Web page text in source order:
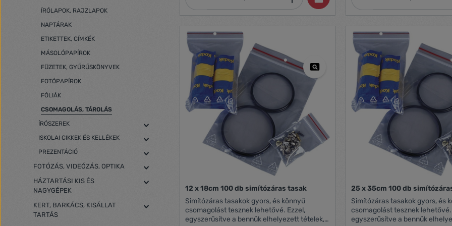
ÍRÓLAPOK, RAJZLAPOK
NAPTÁRAK
ETIKETTEK, CÍMKÉK
MÁSOLÓPAPÍROK
FÜZETEK, GYŰRŰSKÖNYVEK
FOTÓPAPÍROK
FÓLIÁK
CSOMAGOLÁS, TÁROLÁS
ÍRÓSZEREK
ISKOLAI CIKKEK ÉS KELLÉKEK
PREZENTÁCIÓ
FOTÓZÁS, VIDEÓZÁS, OPTIKA
HÁZTARTÁSI KIS ÉS
NAGYGÉPEK
KERT, BARKÁCS, KISÁLLAT
TARTÁS
12 x 18cm 100 db simítózáras tasak
Simítózáras tasakok gyors, és könnyű
csomagolást tesznek lehetővé. Ezzel,
egyszerűsítve a bennük elhelyezett tételek,
25 x 35cm 100 db
Simítózáras tasakok gyors, és
csomagolást tesznek lehetővé.
egyszerűsítve a bennük